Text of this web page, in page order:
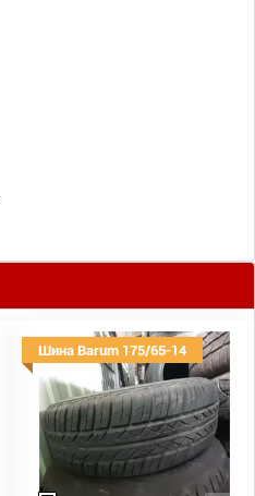
Шина Barum 175/65-14